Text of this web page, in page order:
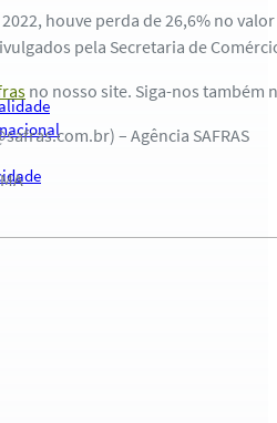
houve perda de 26,6% no
pela Secretaria de
no nosso site. Siga-nos também
– Agência SAFRAS